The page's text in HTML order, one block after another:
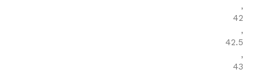
,
42
,
42.5
,
43